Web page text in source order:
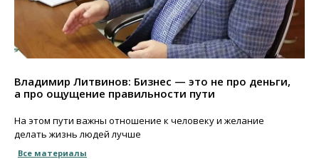
Владимир Литвинов: Бизнес — это не про деньги,
а про ощущение правильности пути
На этом пути важны отношение к человеку и желание
делать жизнь людей лучше
Все материалы